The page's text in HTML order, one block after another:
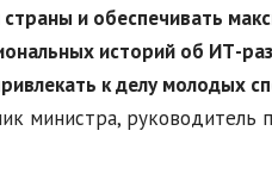
и обеспечивать
историй об ИТ-
к делу молодых
министра, руководитель